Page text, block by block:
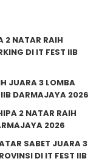
2 NATAR RAIH
DI IT FEST IIB
JUARA 3 LOMBA
IIB DARMAJAYA 2026
2 NATAR RAIH
2026
SABET JUARA 3
DI IT FEST IIB